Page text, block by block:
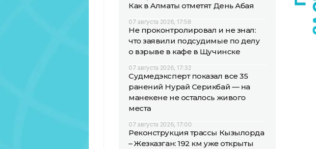
Как в Алматы отметят День Абая
07 августа 2026, 17:58
Не проконтролировал и не знал:
что заявили подсудимые по делу
о взрыве в кафе в Щучинске
07 августа 2026, 17:32
Судмедэксперт показал все 35
ранений Нурай Серикбай — на
манекене не осталось живого
места
07 августа 2026, 17:00
Реконструкция трассы Кызылорда
– Жезказган: 192 км уже открыты